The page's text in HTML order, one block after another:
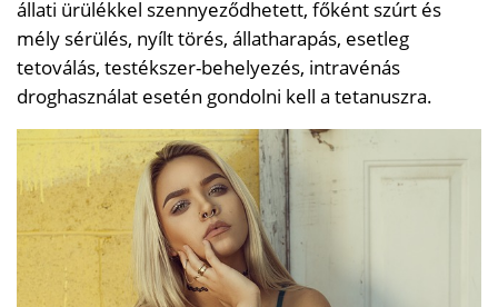
állati ürülékkel szennyeződhetett, főként szúrt és
mély sérülés, nyílt törés, állatharapás, esetleg
tetoválás, testékszer-behelyezés, intravénás
droghasználat esetén gondolni kell a tetanuszra.